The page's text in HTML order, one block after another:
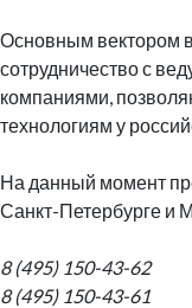
Основным вектором
сотрудничество с
компаниями,
технологиям у
На данный момент
Санкт-Петербурге и
8 (495) 150-43-62
8 (495) 150-43-61